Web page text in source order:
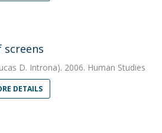
screens
D. Introna). 2006. Human Studies
DETAILS